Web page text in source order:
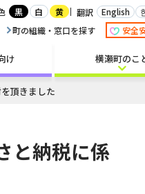
黒 白 黄 翻訳 English
町の組織・窓口を探す
安全
け 横瀬町のこ
頂きました
と納税に係